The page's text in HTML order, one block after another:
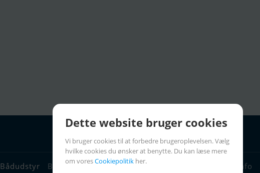
Bådudstyr Bådforhandlere Sejlerlinks Sejlerinfo
Dette website bruger cookies
Vi bruger cookies til at forbedre brugeroplevelsen. Vælg
hvilke cookies du ønsker at benytte. Du kan læse mere
om voresCookiepolitik her.